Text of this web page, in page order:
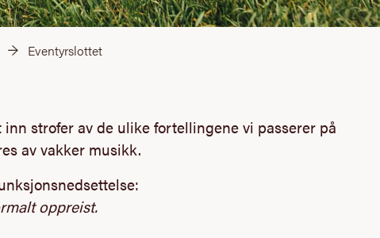
Eventyrslottet
strofer av de ulike fortellingene vi passerer på
av vakker musikk.
oppreist.